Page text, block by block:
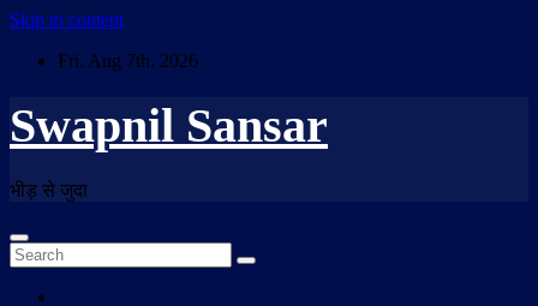
Skip to content
Fri. Aug 7th, 2026
Swapnil Sansar
भीड़ से जुदा